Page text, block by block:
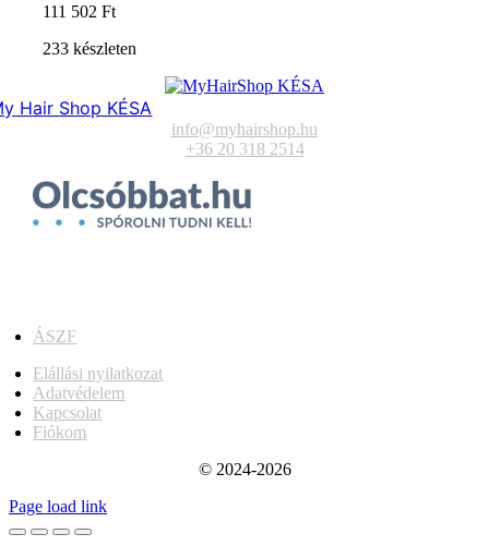
111 502Ft
233 készleten
Hair Shop KÉSA
info@myhairshop.hu
+36 20 318 2514
ÁSZF
Elállási nyilatkozat
Adatvédelem
Kapcsolat
Fiókom
© 2024-2026
Page load link